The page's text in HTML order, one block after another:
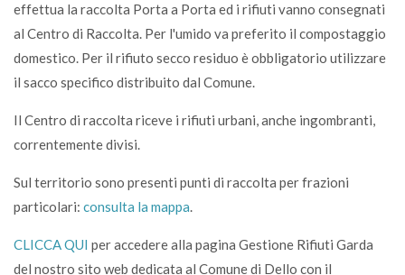
effettua la raccolta Porta a Porta ed i rifiuti vanno consegnati
al Centro di Raccolta. Per l'umido va preferito il compostaggio
domestico. Per il rifiuto secco residuo è obbligatorio utilizzare
il sacco specifico distribuito dal Comune.
Il Centro di raccolta riceve i rifiuti urbani, anche ingombranti,
correntemente divisi.
Sul territorio sono presenti punti di raccolta per frazioni
particolari: consulta la mappa.
CLICCA QUI per accedere alla pagina Gestione Rifiuti Garda
del nostro sito web dedicata al Comune di Dello con il